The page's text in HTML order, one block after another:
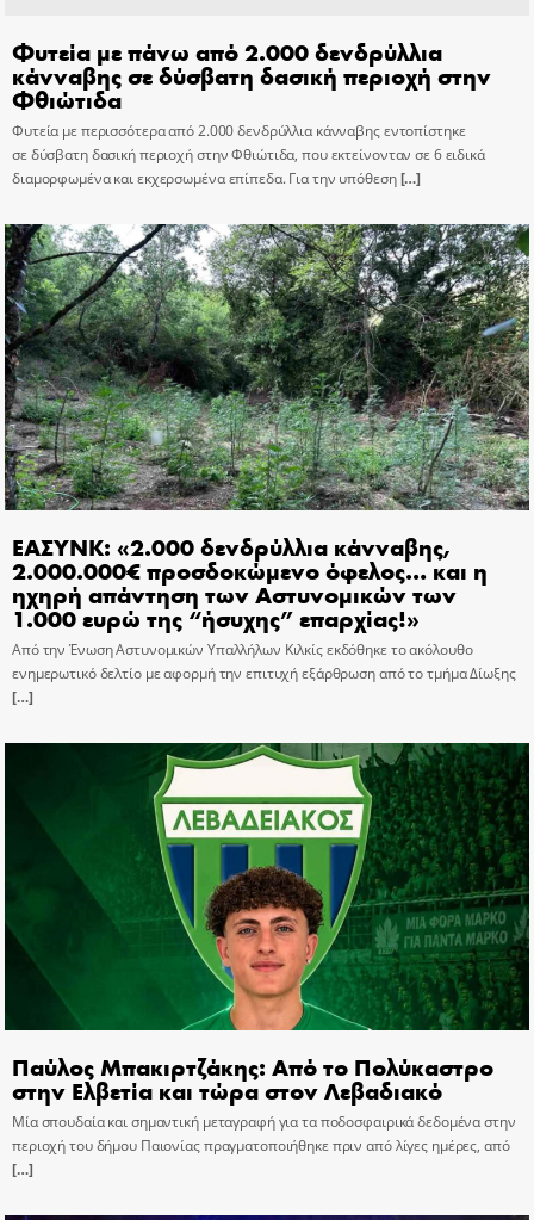
Φυτεία με πάνω από 2.000 δενδρύλλια
κάνναβης σε δύσβατη δασική περιοχή στην
Φθιώτιδα
Φυτεία με περισσότερα από 2.000 δενδρύλλια κάνναβης εντοπίστηκε
σε δύσβατη δασική περιοχή στην Φθιώτιδα, που εκτείνονταν σε 6 ειδικά
διαμορφωμένα και εκχερσωμένα επίπεδα. Για την υπόθεση[…]
ΕΑΣΥΝΚ: «2.000 δενδρύλλια κάνναβης,
2.000.000€ προσδοκώμενο όφελος… και η
ηχηρή απάντηση των Αστυνομικών των
1.000 ευρώ της “ήσυχης” επαρχίας!»
Από την Ένωση Αστυνομικών Υπαλλήλων Κιλκίς εκδόθηκε το ακόλουθο
ενημερωτικό δελτίο με αφορμή την επιτυχή εξάρθρωση από το τμήμα Δίωξης
[…]
Παύλος Μπακιρτζάκης: Από το Πολύκαστρο
στην Ελβετία και τώρα στον Λεβαδιακό
Μία σπουδαία και σημαντική μεταγραφή για τα ποδοσφαιρικά δεδομένα στην
περιοχή του δήμου Παιονίας πραγματοποιήθηκε πριν από λίγες ημέρες, από
[…]